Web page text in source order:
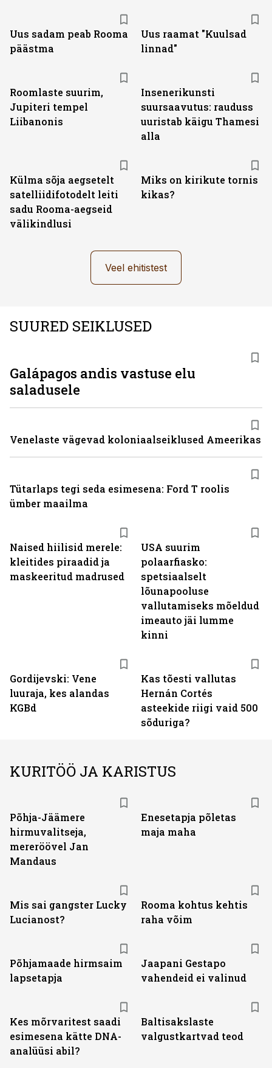
Uus sadam peab Rooma
päästma
Uus raamat "Kuulsad
linnad"
Roomlaste suurim,
Jupiteri tempel
Liibanonis
Insenerikunsti
suursaavutus: rauduss
uuristab käigu Thamesi
alla
Külma sõja aegsetelt
satelliidifotodelt leiti
sadu Rooma-aegseid
välikindlusi
Miks on kirikute tornis
kikas?
Veel ehitistest
SUURED SEIKLUSED
Naised hiilisid merele:
kleitides piraadid ja
maskeeritud madrused
USA suurim
polaarfiasko:
spetsiaalselt
lõunapooluse
vallutamiseks mõeldud
imeauto jäi lumme
kinni
Gordijevski: Vene
luuraja, kes alandas
KGBd
Kas tõesti vallutas
Hernán Cortés
asteekide riigi vaid 500
sõduriga?
Galápagos andis vastuse elu
saladusele
Venelaste vägevad koloniaalseiklused Ameerikas
Tütarlaps tegi seda esimesena: Ford T roolis
ümber maailma
KURITÖÖ JA KARISTUS
Põhja-Jäämere
hirmuvalitseja,
mereröövel Jan
Mandaus
Enesetapja põletas
maja maha
Mis sai gangster Lucky
Lucianost?
Rooma kohtus kehtis
raha võim
Põhjamaade hirmsaim
lapsetapja
Jaapani Gestapo
vahendeid ei valinud
Kes mõrvaritest saadi
esimesena kätte DNA-
analüüsi abil?
Baltisakslaste
valgustkartvad teod